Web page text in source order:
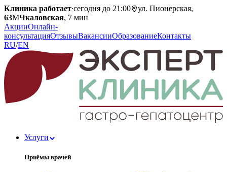
Клиника работает·сегодня до 21:00
ул. Пионерская,
63МЧкаловская, 7 мин
АкцииОнлайн-
консультацияОтзывыВакансииОбразованиеКонтакты
RU/EN
Услуги
Приёмы врачей